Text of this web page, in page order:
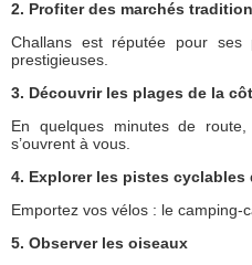
2. Profiter des marchés
Challans est réputée pour ses
prestigieuses.
3. Découvrir les plages de la
En quelques minutes de
s’ouvrent à vous.
4. Explorer les pistes cyclables
Emportez vos vélos : le camping-
5. Observer les oiseaux